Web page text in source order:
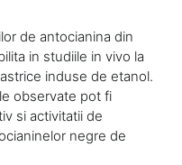
de antocianina din
in studiile in vivo la
induse de etanol.
observate pot fi
si activitatii de
negre de